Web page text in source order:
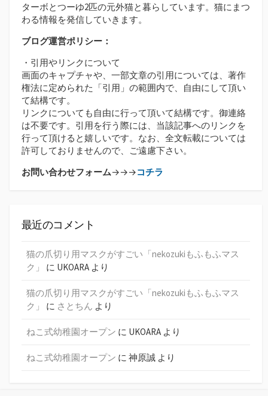
ターボとつーゆ2匹の元外猫と暮らしています。猫にまつ
わる情報を発信していきます。
ブログ運営ポリシー：
・引用やリンクについて
画面のキャプチャや、一部文章の引用については、著作
権法に定められた「引用」の範囲内で、自由にして頂い
て結構です。
リンクについても自由に行って頂いて結構です。御連絡
は不要です。引用を行う際には、当該記事へのリンクを
行って頂けると嬉しいです。なお、全文転載については
許可しておりませんので、ご遠慮下さい。
お問い合わせフォーム→→→コチラ
最近のコメント
猫の爪切り用マスクがすごい「nekozukiもふもふマス
ク」
に UKOARA より
猫の爪切り用マスクがすごい「nekozukiもふもふマス
ク」
に さとちん より
ねこ式幼稚園オープン に UKOARA より
ねこ式幼稚園オープン に 神原誠 より